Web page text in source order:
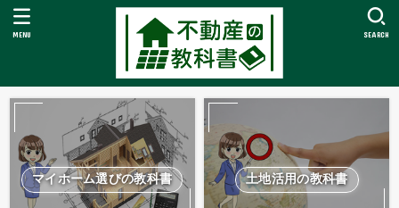
SEARCH
MENU
マイホーム選びの教科書 土地活用の教科書